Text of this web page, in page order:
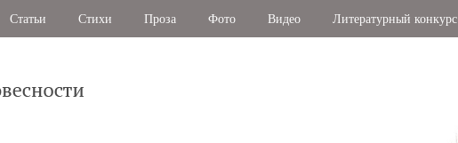
Статьи Стихи Проза Фото Видео Литературный конкурс